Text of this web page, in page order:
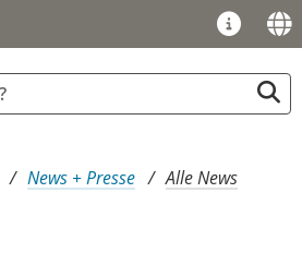
News + Presse Alle News